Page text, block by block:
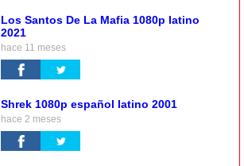
Los Santos De La Mafia 1080p latino
2021
hace 11 meses
Shrek 1080p español latino 2001
hace 2 meses